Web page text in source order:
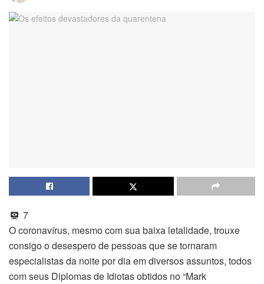
7
O coronavírus, mesmo com sua baixa letalidade, trouxe
consigo o desespero de pessoas que se tornaram
especialistas da noite por dia em diversos assuntos, todos
com seus Diplomas de Idiotas obtidos no “Mark